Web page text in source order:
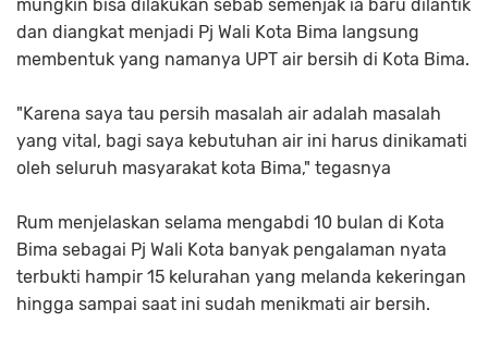
mungkin bisa dilakukan sebab semenjak ia baru dilantik
dan diangkat menjadi Pj Wali Kota Bima langsung
membentuk yang namanya UPT air bersih di Kota Bima.
"Karena saya tau persih masalah air adalah masalah
yang vital, bagi saya kebutuhan air ini harus dinikamati
oleh seluruh masyarakat kota Bima," tegasnya
Rum menjelaskan selama mengabdi 10 bulan di Kota
Bima sebagai Pj Wali Kota banyak pengalaman nyata
terbukti hampir 15 kelurahan yang melanda kekeringan
hingga sampai saat ini sudah menikmati air bersih.